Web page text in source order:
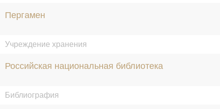
Пергамен
Учреждение хранения
Российская национальная библиотека
Библиография